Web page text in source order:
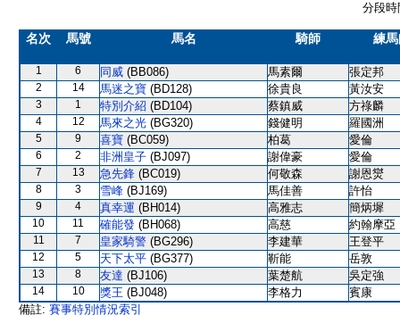
分段
名次 馬號 馬名 騎師 練
1 6 同威 (BB086) 馬素爾 張定邦
2 14 馬迷之寶 (BD128) 徐貴良 黃汝安
3 1 特別介紹 (BD104) 蔡鎮威 方祿麟
4 12 馬來之光 (BG320) 錢健明 羅國洲
5 9 喜寶 (BC059) 柏葛 愛倫
6 2 非洲皇子 (BJ097) 謝偉豪 愛倫
7 13 急先鋒 (BC019) 何敬森 謝恩爕
8 3 雪峰 (BJ169) 馬佳善 許怡
9 4 真幸運 (BH014) 高雅志 簡炳墀
10 11 確能發 (BH068) 高慈 約翰摩亞
11 7 皇家騎警 (BG296) 李建華 王登平
12 5 天下太平 (BG377) 靳能 岳敦
13 8 友達 (BJ106) 葉楚航 吳定強
14 10 獎王 (BJ048) 李格力
賓康
備註: 賽事特別情況索引